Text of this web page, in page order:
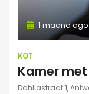
1 maand ago
KOT
Dahliastraat 1,